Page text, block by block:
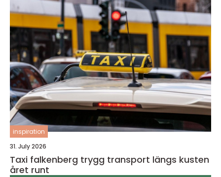
inspiration
31. July 2026
Taxi falkenberg trygg transport längs kusten
året runt